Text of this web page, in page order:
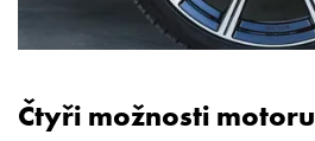
Čtyři možnosti motoru